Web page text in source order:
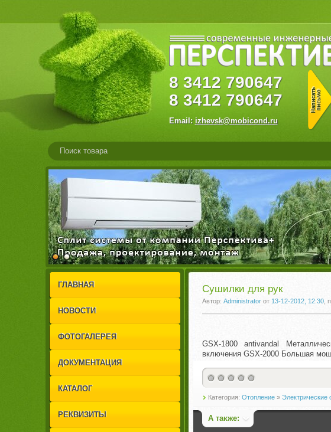
8 3412 790647
8 3412 790647
Email: izhevsk@mobicond.ru
1
2
ГЛАВНАЯ
НОВОСТИ
ФОТОГАЛЕРЕЯ
ДОКУМЕНТАЦИЯ
КАТАЛОГ
РЕКВИЗИТЫ
Сушилки для рук
Автор: Administratorот 13-12-2012, 12:30,
GSX-1800 antivandal
включения GSX-2000 Большая
Категория: Отопление» Электрические
А также: